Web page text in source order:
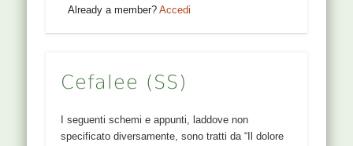
Already a member?Accedi
Cefalee (SS)
I seguenti schemi e appunti, laddove non
specificato diversamente, sono tratti da “Il dolore